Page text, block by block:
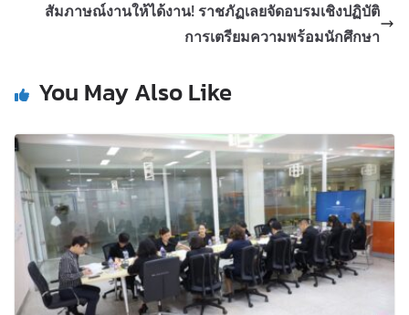
สัมภาษณ์งานให้ได้งาน! ราชภัฏเลยจัดอบรมเชิงปฏิบัติ
การเตรียมความพร้อมนักศึกษา
You May Also Like